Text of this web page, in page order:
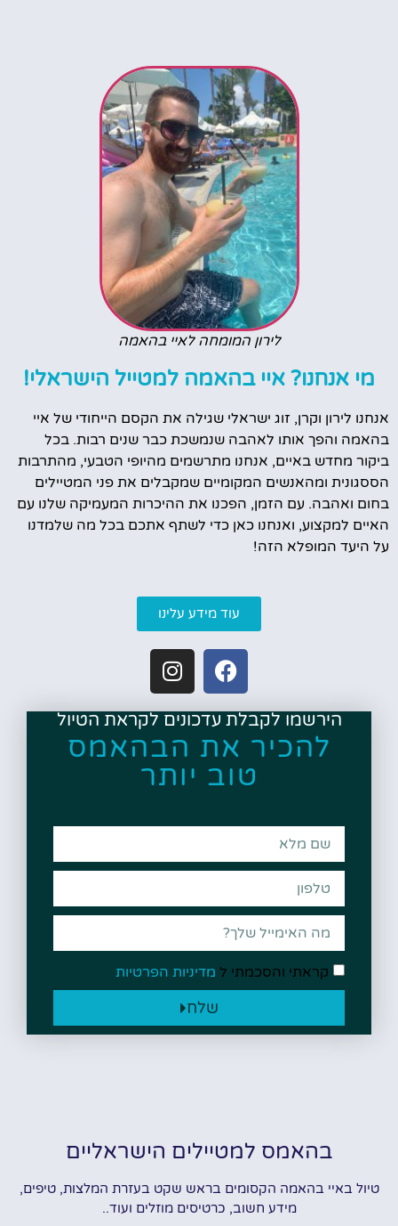
לירון המומחה לאיי בהאמה
מי אנחנו? איי בהאמה למטייל הישראלי!
אנחנו לירון וקרן, זוג ישראלי שגילה את הקסם הייחודי של איי
בהאמה והפך אותו לאהבה שנמשכת כבר שנים רבות. בכל
ביקור מחדש באיים, אנחנו מתרשמים מהיופי הטבעי, מהתרבות
הססגונית ומהאנשים המקומיים שמקבלים את פני המטיילים
בחום ואהבה. עם הזמן, הפכנו את ההיכרות המעמיקה שלנו עם
האיים למקצוע, ואנחנו כאן כדי לשתף אתכם בכל מה שלמדנו
על היעד המופלא הזה!
עוד מידע עלינו
הירשמו לקבלת עדכונים לקראת הטיול
להכיר את הבהאמס
טוב יותר
קראתי והסכמתי ל מדיניות הפרטיות
שלח
בהאמס למטיילים הישראליים
טיול באיי בהאמה הקסומים בראש שקט בעזרת המלצות, טיפים,
מידע חשוב, כרטיסים מוזלים ועוד..